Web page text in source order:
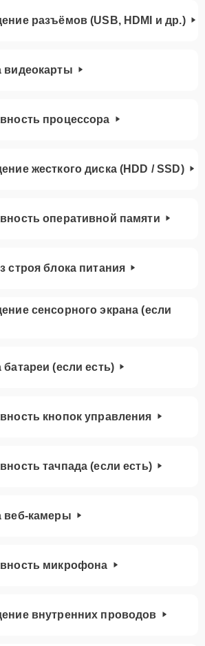
разъёмов (USB, HDMI и др.)
видеокарты
процессора
жесткого диска (HDD / SSD)
оперативной памяти
строя блока питания
сенсорного экрана (если
(если есть)
кнопок управления
тачпада (если есть)
веб-камеры
микрофона
внутренних проводов